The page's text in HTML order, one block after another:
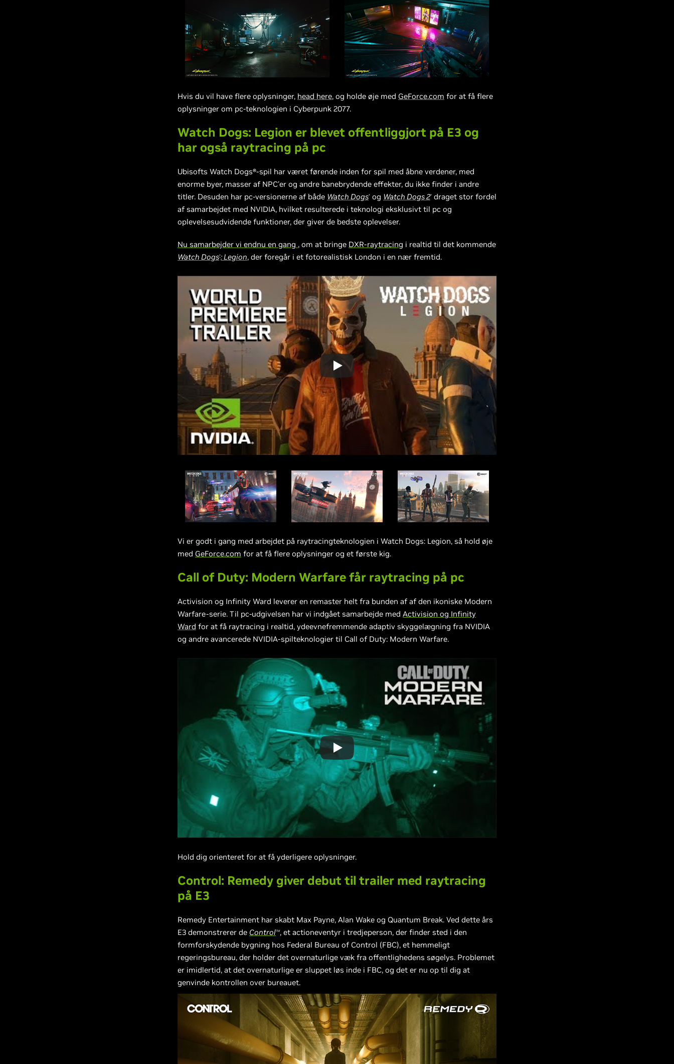
Hvis du vil have flere oplysninger, head here, og holde øje med GeForce.com for at få flere
oplysninger om pc-teknologien i Cyberpunk 2077.
Watch Dogs: Legion er blevet offentliggjort på E3 og
har også raytracing på pc
Ubisofts Watch Dogs®-spil har været førende inden for spil med åbne verdener, med
enorme byer, masser af NPC'er og andre banebrydende effekter, du ikke finder i andre
titler. Desuden har pc-versionerne af både Watch Dogs® og Watch Dogs 2® draget stor fordel
af samarbejdet med NVIDIA, hvilket resulterede i teknologi eksklusivt til pc og
oplevelsesudvidende funktioner, der giver de bedste oplevelser.
Nu samarbejder vi endnu en gang , om at bringe DXR-raytracing i realtid til det kommende
Watch Dogs®: Legion, der foregår i et fotorealistisk London i en nær fremtid.
Vi er godt i gang med arbejdet på raytracingteknologien i Watch Dogs: Legion, så hold øje
med GeForce.com for at få flere oplysninger og et første kig.
Call of Duty: Modern Warfare får raytracing på pc
Activision og Infinity Ward leverer en remaster helt fra bunden af af den ikoniske Modern
Warfare-serie. Til pc-udgivelsen har vi indgået samarbejde med Activision og Infinity
Ward for at få raytracing i realtid, ydeevnefremmende adaptiv skyggelægning fra NVIDIA
og andre avancerede NVIDIA-spilteknologier til Call of Duty: Modern Warfare.
Hold dig orienteret for at få yderligere oplysninger.
Control: Remedy giver debut til trailer med raytracing
på E3
Remedy Entertainment har skabt Max Payne, Alan Wake og Quantum Break. Ved dette års
E3 demonstrerer de ControlTM, et actioneventyr i tredjeperson, der finder sted i den
formforskydende bygning hos Federal Bureau of Control (FBC), et hemmeligt
regeringsbureau, der holder det overnaturlige væk fra offentlighedens søgelys. Problemet
er imidlertid, at det overnaturlige er sluppet løs inde i FBC, og det er nu op til dig at
genvinde kontrollen over bureauet.